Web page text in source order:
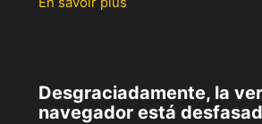
Desgraciadamente, la
navegador está